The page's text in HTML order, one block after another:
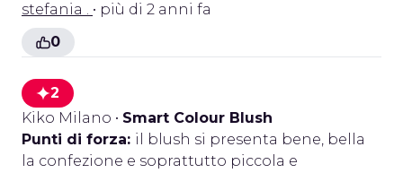
stefania . • più di 2 anni fa
0
2
Kiko Milano • Smart Colour Blush
Punti di forza: il blush si presenta bene, bella
la confezione e soprattutto piccola e